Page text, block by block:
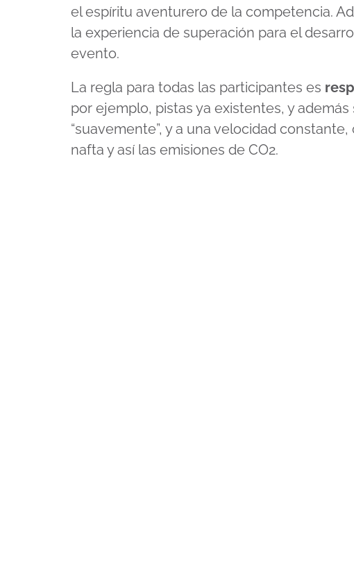
el espíritu aventurero de la competencia.
la experiencia de superación para el
evento.
La regla para todas las participantes es
por ejemplo, pistas ya existentes, y
“suavemente”, y a una velocidad
nafta y así las emisiones de CO2.